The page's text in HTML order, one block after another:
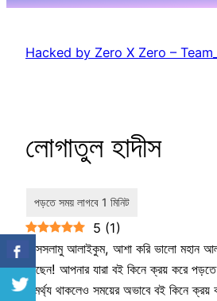
content
Hacked by Zero X Zero –
লোগাতুল হাদীস
5 (1)
আসসলামু আলাইকুম, আশা করি ভালো মহান
আছেন! আপনার যারা বই কিনে ক্রয় করে পড়তে
সামর্থ্য থাকলেও সময়ের অভাবে বই কিনে ক্রয়